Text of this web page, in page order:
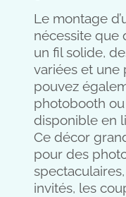
Le montage
nécessite que
un fil solide,
variées et une
pouvez
photobooth
disponible en
Ce décor
pour des
invités, les